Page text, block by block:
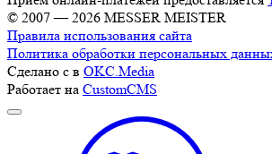
© 2007 — 2026 MESSER MEISTER
Правила использования сайта
Политика обработки персональных
Сделано с в OKC.Media
Работает на CustomCMS